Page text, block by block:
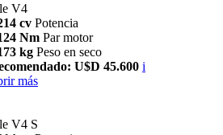
V4
cv Potencia
Nm Par motor
kg Peso en seco
U$D 45.600 i
más
V4 S